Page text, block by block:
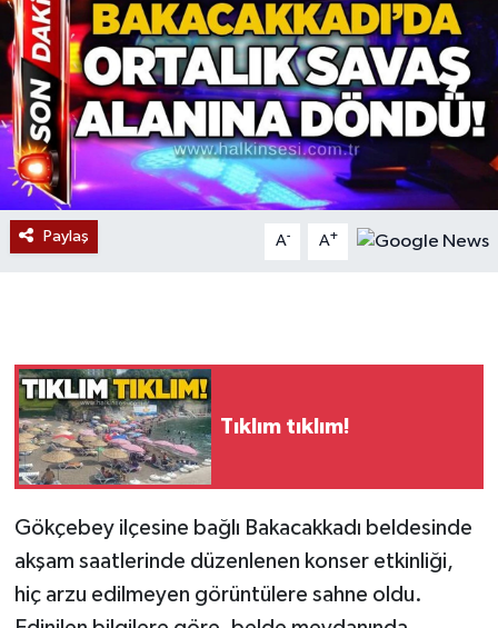
Paylaş A- A+
Tıklım tıklım!
Gökçebey ilçesine bağlı Bakacakkadı beldesinde
akşam saatlerinde düzenlenen konser etkinliği,
hiç arzu edilmeyen görüntülere sahne oldu.
BİLİM VE TEKNOLOJİ
DUNYA
Düzce
Eğitim
Gökçebey
GÜNDEM
İş ilanı
Kilimli
Kültür - Sanat